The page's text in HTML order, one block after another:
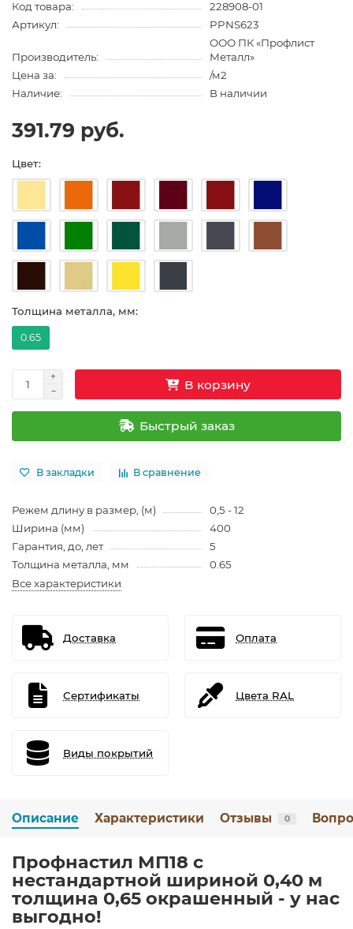
Код товара:
228908-01
Артикул:
PPNS623
Производитель:
ООО ПК «Профлист
Металл»
Цена за:
/м2
Наличие:
В наличии
391.79 руб.
Цвет:
Толщина металла, мм:
0.65
В корзину
Быстрый заказ
В закладки В сравнение
Режем длину в размер, (м)
0,5 - 12
Ширина (мм)
400
Гарантия, до, лет
5
Толщина металла, мм
0.65
Все характеристики
Доставка Оплата
Сертификаты Цвета RAL
Виды покрытий
Описание Характеристики Отзывы 0
Профнастил МП18 с
нестандартной шириной 0,40 м
толщина 0,65 окрашенный - у нас
выгодно!